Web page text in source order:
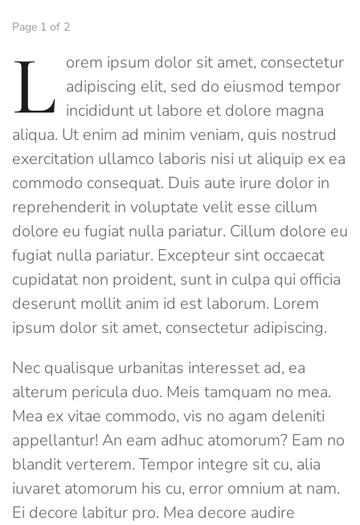
Page 1 of 2
L orem ipsum dolor sit amet, consectetur
adipiscing elit, sed do eiusmod tempor
incididunt ut labore et dolore magna
aliqua. Ut enim ad minim veniam, quis nostrud
exercitation ullamco laboris nisi ut aliquip ex ea
commodo consequat. Duis aute irure dolor in
reprehenderit in voluptate velit esse cillum
dolore eu fugiat nulla pariatur. Cillum dolore eu
fugiat nulla pariatur. Excepteur sint occaecat
cupidatat non proident, sunt in culpa qui officia
deserunt mollit anim id est laborum. Lorem
ipsum dolor sit amet, consectetur adipiscing.
Nec qualisque urbanitas interesset ad, ea
alterum pericula duo. Meis tamquam no mea.
Mea ex vitae commodo, vis no agam deleniti
appellantur! An eam adhuc atomorum? Eam no
blandit verterem. Tempor integre sit cu, alia
iuvaret atomorum his cu, error omnium at nam.
Ei decore labitur pro. Mea decore audire